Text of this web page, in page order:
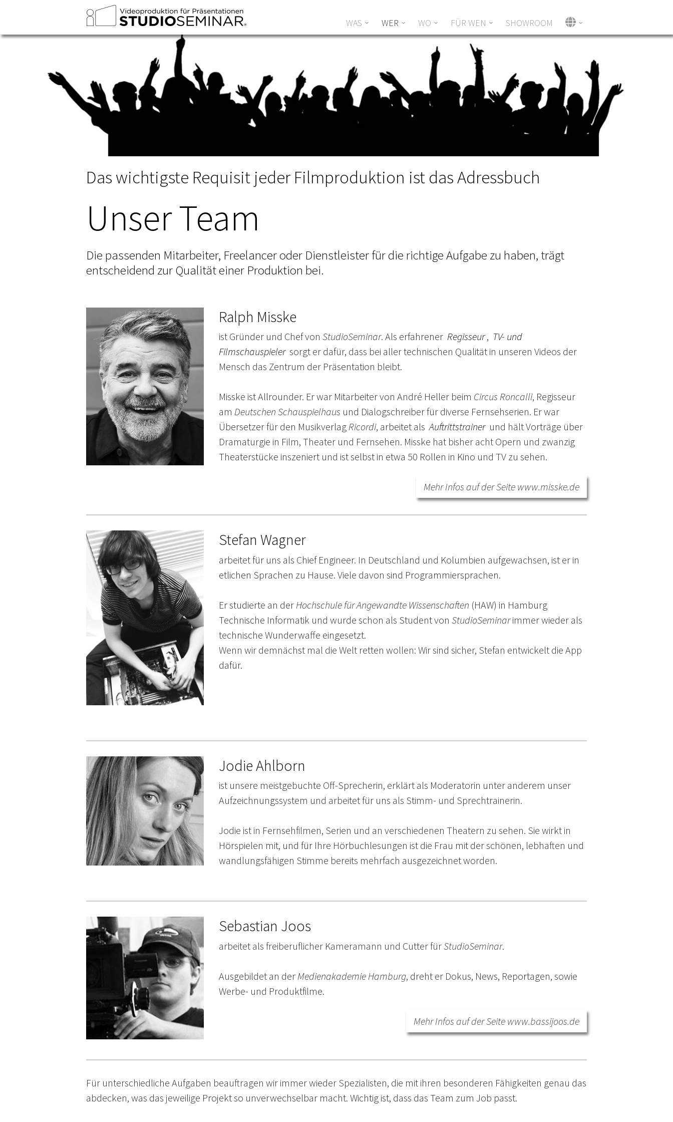
ZUM INHALT SPRINGEN
WAS WER WO FÜR WEN SHOWROOM LANGUAGES
Das wichtigste Requisit jeder Filmproduktion ist das Adressbuch
Unser Team
Die passenden Mitarbeiter, Freelancer oder Dienstleister für die richtige Aufgabe zu haben, trägt
entscheidend zur Qualität einer Produktion bei.
Ralph Misske
ist Gründer und Chef von StudioSeminar. Als erfahrener Regisseur , TV- und
Filmschauspieler sorgt er dafür, dass bei aller technischen Qualität in unseren Videos der
Mensch das Zentrum der Präsentation bleibt.
Misske ist Allrounder. Er war Mitarbeiter von André Heller beim Circus Roncalli, Regisseur
am Deutschen Schauspielhaus und Dialogschreiber für diverse Fernsehserien. Er war
Übersetzer für den MusikverlagRicordi, arbeitet als Auftrittstrainer und hält Vorträge über
Dramaturgie in Film, Theater und Fernsehen. Misske hat bisher acht Opern und zwanzig
Theaterstücke inszeniert und ist selbst in etwa 50 Rollen in Kino und TV zu sehen.
Mehr Infos auf der Seite www.misske.de
Stefan Wagner
arbeitet für uns als Chief Engineer. In Deutschland und Kolumbien aufgewachsen, ist er in
etlichen Sprachen zu Hause. Viele davon sind Programmiersprachen.
Er studierte an der Hochschule für Angewandte Wissenschaften (HAW) in Hamburg
Technische Informatik und wurde schon als Student von StudioSeminarimmer wieder als
technische Wunderwaffe eingesetzt.
Wenn wir demnächst mal die Welt retten wollen: Wir sind sicher, Stefan entwickelt die App
dafür.
Jodie Ahlborn
ist unsere meistgebuchte Off-Sprecherin, erklärt als Moderatorin unter anderem unser
Aufzeichnungssystem und arbeitet für uns als Stimm- und Sprechtrainerin.
Jodie ist in Fernsehfilmen, Serien und an verschiedenen Theatern zu sehen. Sie wirkt in
Hörspielen mit, und für Ihre Hörbuchlesungen ist die Frau mit der schönen, lebhaften und
wandlungsfähigen Stimme bereits mehrfach ausgezeichnet worden.
Sebastian Joos
arbeitet als freiberuflicher Kameramann und Cutter fürStudioSeminar.
Ausgebildet an der Medienakademie Hamburg, dreht er Dokus, News, Reportagen, sowie
Werbe- und Produktfilme.
Mehr Infos auf der Seite www.bassijoos.de
Für unterschiedliche Aufgaben beauftragen wir immer wieder Spezialisten, die mit ihren besonderen Fähigkeiten genau das
abdecken, was das jeweilige Projekt so unverwechselbar macht. Wichtig ist, dass das Team zum Job passt.